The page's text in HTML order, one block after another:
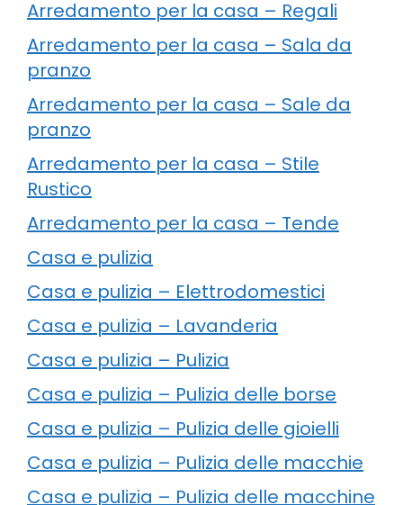
Arredamento per la casa – Regali
Arredamento per la casa – Sala da
pranzo
Arredamento per la casa – Sale da
pranzo
Arredamento per la casa – Stile
Rustico
Arredamento per la casa – Tende
Casa e pulizia
Casa e pulizia – Elettrodomestici
Casa e pulizia – Lavanderia
Casa e pulizia – Pulizia
Casa e pulizia – Pulizia delle borse
Casa e pulizia – Pulizia delle gioielli
Casa e pulizia – Pulizia delle macchie
Casa e pulizia – Pulizia delle macchine